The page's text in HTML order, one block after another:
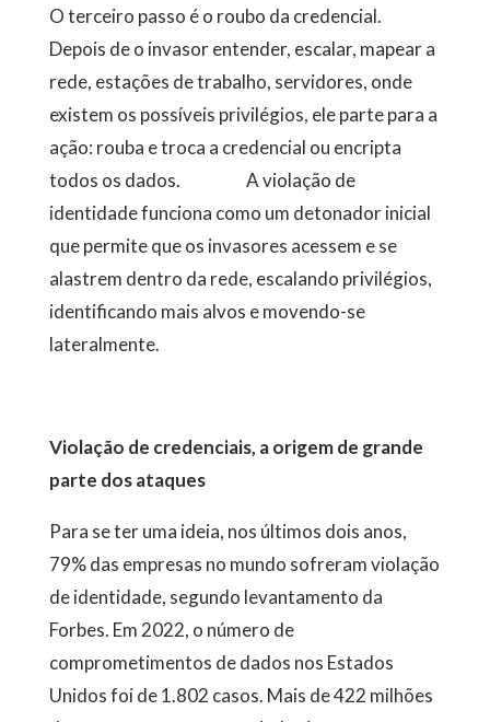
O terceiro passo é o roubo da credencial.
Depois de o invasor entender, escalar, mapear a
rede, estações de trabalho, servidores, onde
existem os possíveis privilégios, ele parte para a
ação: rouba e troca a credencial ou encripta
todos os dados. A violação de
identidade funciona como um detonador inicial
que permite que os invasores acessem e se
alastrem dentro da rede, escalando privilégios,
identificando mais alvos e movendo-se
lateralmente.
Violação de credenciais, a origem de grande
parte dos ataques
Para se ter uma ideia, nos últimos dois anos,
79% das empresas no mundo sofreram violação
de identidade, segundo levantamento da
Forbes. Em 2022, o número de
comprometimentos de dados nos Estados
Unidos foi de 1.802 casos. Mais de 422 milhões